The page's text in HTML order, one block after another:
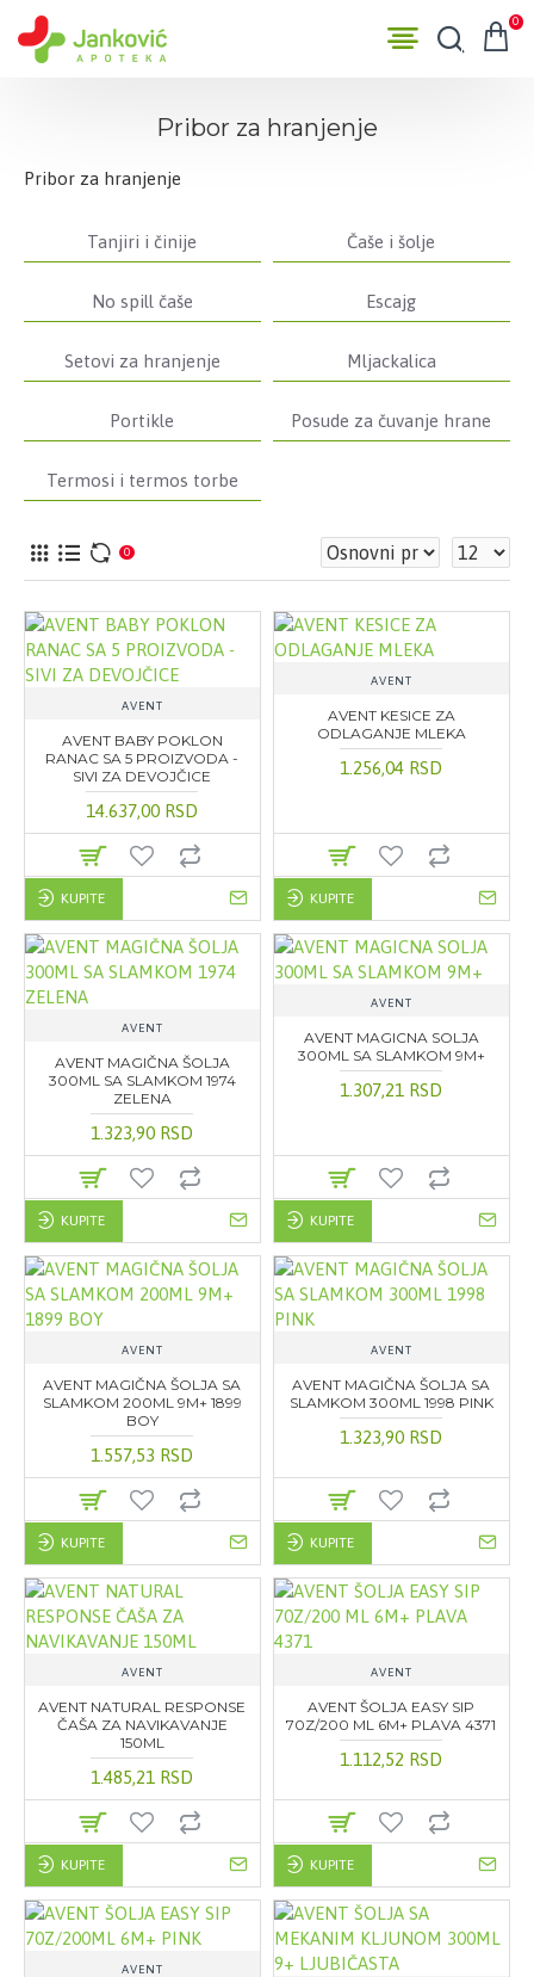
0
Pribor za hranjenje
Pribor za hranjenje
Tanjiri i činije Čaše i šolje
No spill čaše Escajg
Setovi za hranjenje Mljackalica
Portikle Posude za čuvanje hrane
Termosi i termos torbe
0
AVENT
AVENT BABY POKLON
RANAC SA 5 PROIZVODA -
SIVI ZA DEVOJČICE
14.637,00 RSD
KUPITE
AVENT
AVENT KESICE ZA
ODLAGANJE MLEKA
1.256,04 RSD
KUPITE
AVENT
AVENT MAGIČNA ŠOLJA
300ML SA SLAMKOM 1974
ZELENA
1.323,90 RSD
KUPITE
AVENT
AVENT MAGICNA SOLJA
300ML SA SLAMKOM 9M+
1.307,21 RSD
KUPITE
AVENT
AVENT MAGIČNA ŠOLJA SA
SLAMKOM 200ML 9M+ 1899
BOY
1.557,53 RSD
KUPITE
AVENT
AVENT MAGIČNA ŠOLJA SA
SLAMKOM 300ML 1998 PINK
1.323,90 RSD
KUPITE
AVENT
AVENT NATURAL RESPONSE
ČAŠA ZA NAVIKAVANJE
150ML
1.485,21 RSD
KUPITE
AVENT
AVENT ŠOLJA EASY SIP
70Z/200 ML 6M+ PLAVA 4371
1.112,52 RSD
KUPITE
AVENT